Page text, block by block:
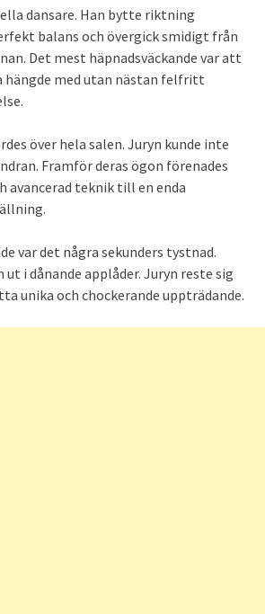
dansare. Han bytte riktning
balans och övergick smidigt från
Det mest häpnadsväckande var att
hängde med utan nästan felfritt
över hela salen. Juryn kunde inte
Framför deras ögon förenades
avancerad teknik till en enda
var det några sekunders tystnad.
i dånande applåder. Juryn reste sig
unika och chockerande uppträdande.